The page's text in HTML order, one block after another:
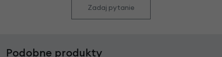
Zadaj pytanie
Podobne produkty